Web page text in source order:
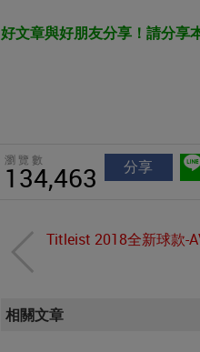
好文章與好朋友分享！請分享
瀏覽數
134,463 分享
Titleist 2018全新球款-
相關文章